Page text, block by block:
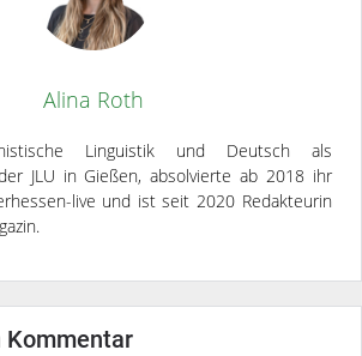
Alina Roth
Linguistik und Deutsch als
JLU in Gießen, absolvierte ab 2018 ihr
live und ist seit 2020 Redakteurin
Kommentar